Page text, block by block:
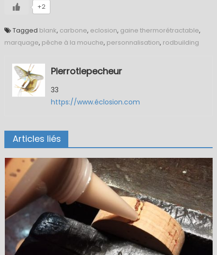
+2
Tagged blank, carbone, eclosion, gaine thermorétractable,
marquage, pêche à la mouche, personnalisation, rodbuilding
Pierrotlepecheur
33
https://www.éclosion.com
Articles liés